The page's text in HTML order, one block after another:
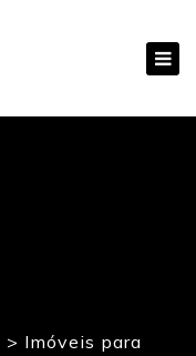
> Imóveis para